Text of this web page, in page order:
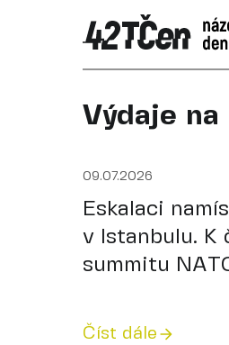
Výdaje na
09.07.2026
Eskalaci
v Istanbulu. K
summitu
Číst dále